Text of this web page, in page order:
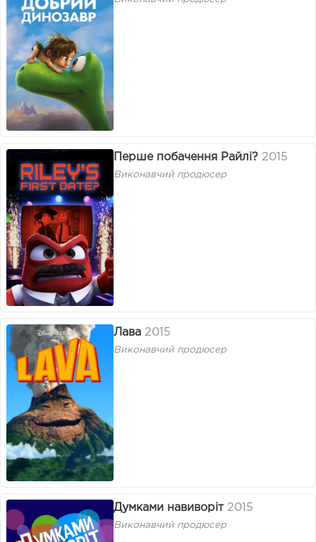
Перше побачення Райлі? 2015
Виконавчий продюсер
Лава 2015
Виконавчий продюсер
Думками навиворіт 2015
Виконавчий продюсер